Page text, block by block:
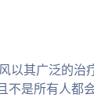
以其广泛的治
是所有人都